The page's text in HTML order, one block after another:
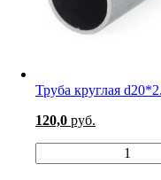
Труба круглая
120,0 руб.